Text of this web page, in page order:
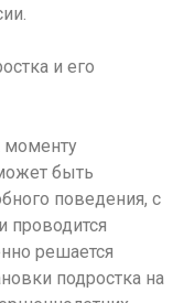
и его
моменту
быть
поведения, с
проводится
решается
подростка на